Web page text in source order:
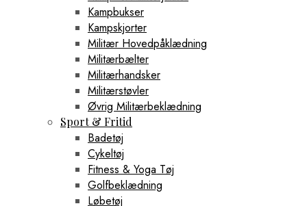
Kampbukser
Kampskjorter
Militær Hovedpåklædning
Militærbælter
Militærhandsker
Militærstøvler
Øvrig Militærbeklædning
Sport & Fritid
Badetøj
Cykeltøj
Fitness & Yoga Tøj
Golfbeklædning
Løbetøj